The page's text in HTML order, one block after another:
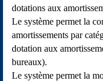
dotations aux
Le système permet la
amortissements par
dotation aux
bureaux).
Le système permet la